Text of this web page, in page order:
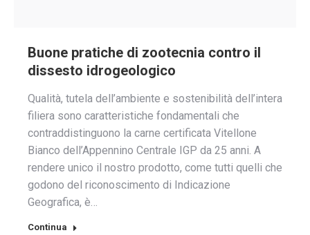
Buone pratiche di zootecnia contro il
dissesto idrogeologico
Qualità, tutela dell’ambiente e sostenibilità dell’intera
filiera sono caratteristiche fondamentali che
contraddistinguono la carne certificata Vitellone
Bianco dell’Appennino Centrale IGP da 25 anni. A
rendere unico il nostro prodotto, come tutti quelli che
godono del riconoscimento di Indicazione
Geografica, è…
Continua